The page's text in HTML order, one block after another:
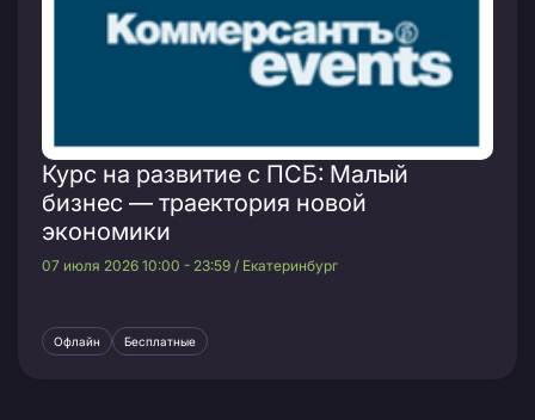
Курс на развитие с ПСБ: Малый
бизнес — траектория новой
экономики
07 июля 2026 10:00 - 23:59 / Екатеринбург
Офлайн Бесплатные